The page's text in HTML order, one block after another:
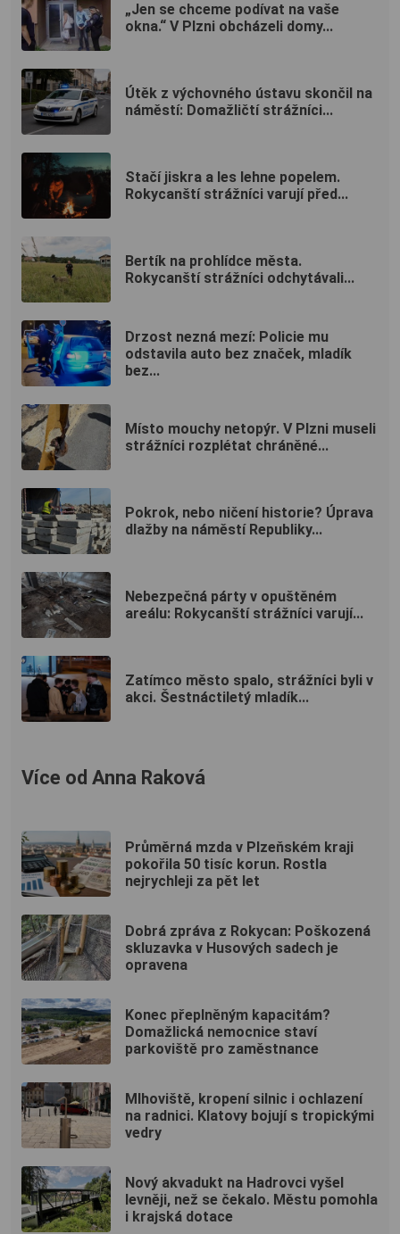
„Jen se chceme podívat na vaše
okna.“ V Plzni obcházeli domy...
Útěk z výchovného ústavu skončil na
náměstí: Domažličtí strážníci...
Stačí jiskra a les lehne popelem.
Rokycanští strážníci varují před...
Bertík na prohlídce města.
Rokycanští strážníci odchytávali...
Drzost nezná mezí: Policie mu
odstavila auto bez značek, mladík
bez...
Místo mouchy netopýr. V Plzni museli
strážníci rozplétat chráněné...
Pokrok, nebo ničení historie? Úprava
dlažby na náměstí Republiky...
Nebezpečná párty v opuštěném
areálu: Rokycanští strážníci varují...
Zatímco město spalo, strážníci byli v
akci. Šestnáctiletý mladík...
Více od Anna Raková
Průměrná mzda v Plzeňském kraji
pokořila 50 tisíc korun. Rostla
nejrychleji za pět let
Dobrá zpráva z Rokycan: Poškozená
skluzavka v Husových sadech je
opravena
Konec přeplněným kapacitám?
Domažlická nemocnice staví
parkoviště pro zaměstnance
Mlhoviště, kropení silnic i ochlazení
na radnici. Klatovy bojují s tropickými
vedry
Nový akvadukt na Hadrovci vyšel
levněji, než se čekalo. Městu pomohla
i krajská dotace